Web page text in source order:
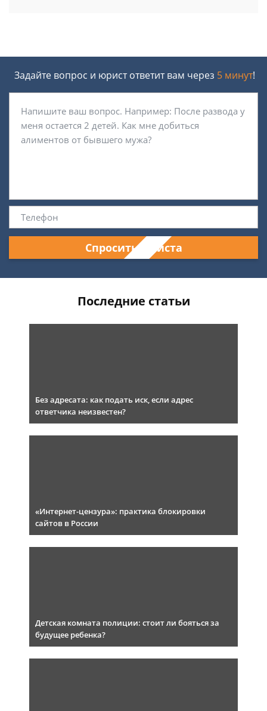
Задайте вопрос и юрист ответит вам через 5 минут!
Спросить юриста
Последние статьи
Без адресата: как подать иск, если адрес
ответчика неизвестен?
«Интернет-цензура»: практика блокировки
сайтов в России
Детская комната полиции: стоит ли бояться за
будущее ребенка?